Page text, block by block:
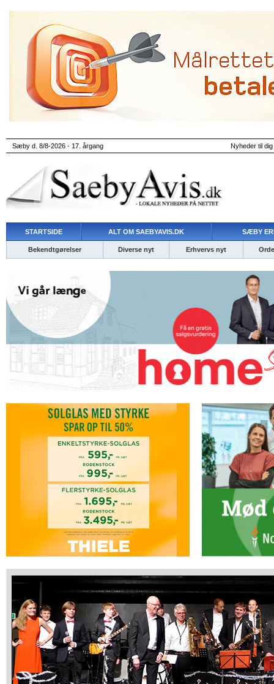
Sæby d. 8/8-2026 - 17. årgang Nyheder til
STARTSIDE ALT OM SAEBYAVIS.DK SÆBY
Bekendtgørelser Diverse nyt Erhvervs nyt